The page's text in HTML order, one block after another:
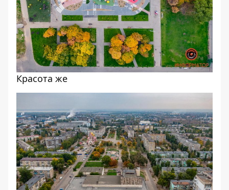
Красота же